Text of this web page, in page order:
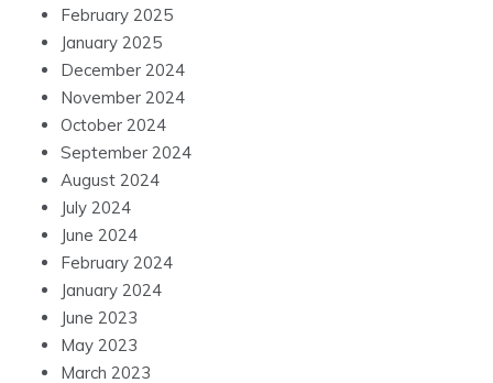
February 2025
January 2025
December 2024
November 2024
October 2024
September 2024
August 2024
July 2024
June 2024
February 2024
January 2024
June 2023
May 2023
March 2023